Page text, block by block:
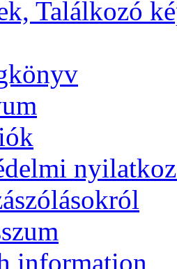
Találkozó
information